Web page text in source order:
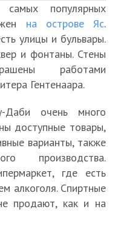
популярных
на острове Яс.
улицы и бульвары.
и фонтаны. Стены
работами
Гентенаара.
очень много
доступные товары,
варианты, также
производства.
где есть
алкоголя. Спиртные
продают, как и на